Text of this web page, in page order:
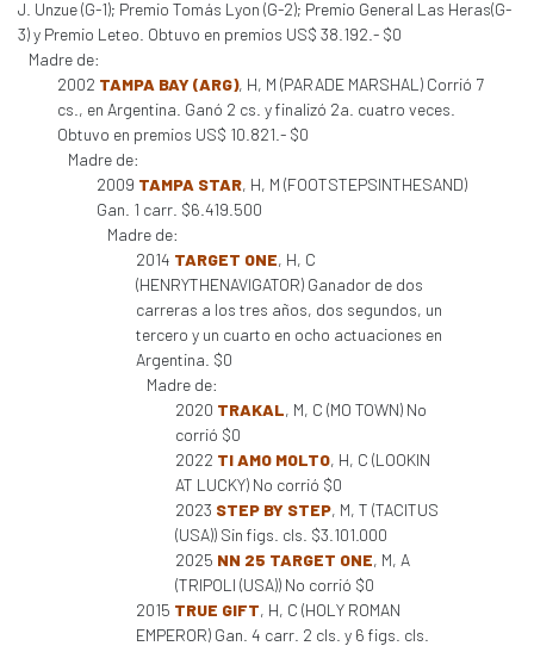
J. Unzue (G-1); Premio Tomás Lyon (G-2); Premio General Las Heras(G-
3) y Premio Leteo. Obtuvo en premios US$ 38.192.- $0
Madre de:
2002 TAMPA BAY (ARG), H, M (PARADE MARSHAL) Corrió 7
cs., en Argentina. Ganó 2 cs. y finalizó 2a. cuatro veces.
Obtuvo en premios US$ 10.821.- $0
Madre de:
2009 TAMPA STAR, H, M (FOOTSTEPSINTHESAND)
Gan. 1 carr. $6.419.500
Madre de:
2014 TARGET ONE, H, C
(HENRYTHENAVIGATOR) Ganador de dos
carreras a los tres años, dos segundos, un
tercero y un cuarto en ocho actuaciones en
Argentina. $0
Madre de:
2020 TRAKAL, M, C (MO TOWN) No
corrió $0
2022 TI AMO MOLTO, H, C (LOOKIN
AT LUCKY) No corrió $0
2023 STEP BY STEP, M, T (TACITUS
(USA)) Sin figs. cls. $3.101.000
2025 NN 25 TARGET ONE, M, A
(TRIPOLI (USA)) No corrió $0
2015 TRUE GIFT, H, C (HOLY ROMAN
EMPEROR) Gan. 4 carr. 2 cls. y 6 figs. cls.